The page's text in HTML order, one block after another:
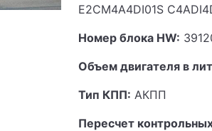
E2CM4A4DI01S
Номер блока HW:
Объем двигателя в
Тип КПП: АКПП
Пересчет